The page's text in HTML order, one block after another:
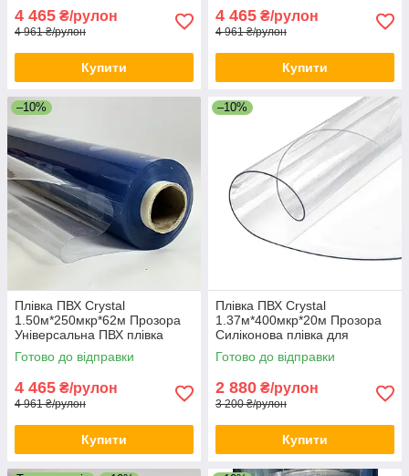
4 465 ₴/рулон
4 961 ₴/рулон
Купити
4 465 ₴/рулон
4 961 ₴/рулон
Купити
–10%
Плівка ПВХ Crystal
1.50м*250мкр*62м Прозора
Універсальна ПВХ плівка
Силіконова плівка для навісів
Готово до відправки
4 465 ₴/рулон
4 961 ₴/рулон
Купити
–10%
Плівка ПВХ Crystal
1.37м*400мкр*20м Прозора
Силіконова плівка для
наметів Термостійка плівка
Готово до відправки
2 880 ₴/рулон
3 200 ₴/рулон
Купити